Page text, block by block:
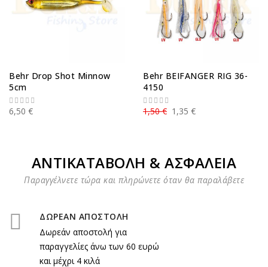
Behr Drop Shot Minnow
5cm
6,50 €
Behr BEIFANGER RIG 36-
4150
1,35 €
1,50 €
ΑΝΤΙΚΑΤΑΒΟΛΗ & ΑΣΦΑΛΕΙΑ
Παραγγέλνετε τώρα και πληρώνετε όταν θα παραλάβετε
ΔΩΡΕΑΝ ΑΠΟΣΤΟΛΗ
Δωρεάν αποστολή για
παραγγελίες άνω των 60 ευρώ
και μέχρι 4 κιλά